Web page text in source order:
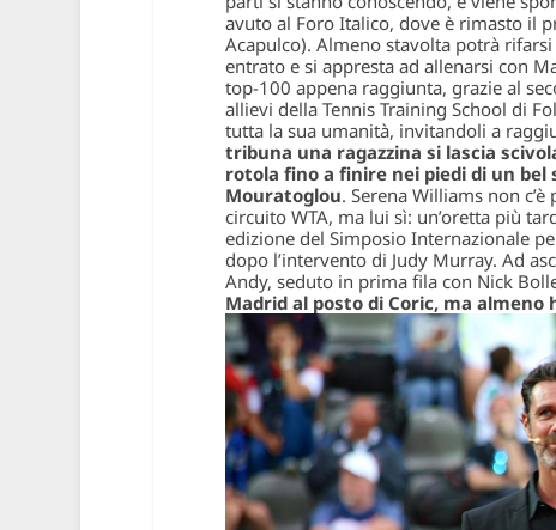
avuto al Foro Italico, dove è rimasto il
Acapulco). Almeno stavolta potrà
entrato e si appresta ad allenarsi con
top-100 appena raggiunta, grazie al
allievi della Tennis Training School di
tutta la sua umanità, invitandoli a
tribuna una ragazzina si lascia
rotola fino a finire nei piedi di un
Mouratoglou. Serena Williams non
circuito WTA, ma lui sì: un’oretta più
edizione del Simposio Internazionale
dopo l’intervento di Judy Murray. Ad
Andy, seduto in prima fila con Nick
Madrid al posto di Coric, ma